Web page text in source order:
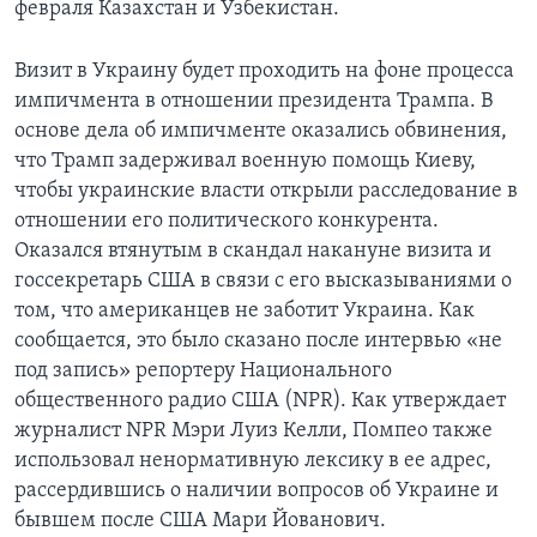
февраля Казахстан и Узбекистан.
Визит в Украину будет проходить на фоне процесса
импичмента в отношении президента Трампа. В
основе дела об импичменте оказались обвинения,
что Трамп задерживал военную помощь Киеву,
чтобы украинские власти открыли расследование в
отношении его политического конкурента.
Оказался втянутым в скандал накануне визита и
госсекретарь США в связи с его высказываниями о
том, что американцев не заботит Украина. Как
сообщается, это было сказано после интервью «не
под запись» репортеру Национального
общественного радио США (NPR). Как утверждает
журналист NPR Мэри Луиз Келли, Помпео также
использовал ненормативную лексику в ее адрес,
рассердившись о наличии вопросов об Украине и
бывшем после США Мари Йованович.